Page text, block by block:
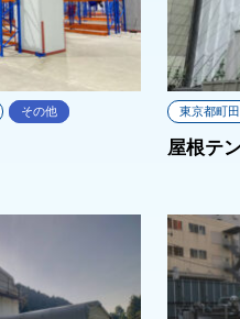
その他 東京都町
屋根テ